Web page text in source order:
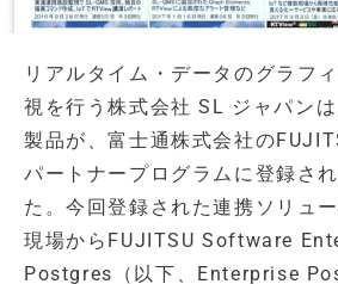
リアルタイム・データのグラフ
視を行う株式会社 SL ジャパン
製品が、富士通株式会社の
パートナープログラムに登録さ
た。今回登録された連携ソリュ
現場からFUJITSU Software
Postgres（以下、Enterprise